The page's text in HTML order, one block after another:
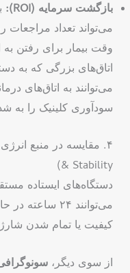
بازگشت سرمایه (ROI):
می‌تواند تعداد
وقت بیمار برای رفتن
اتاق‌های بزرگی که به
می‌توانند به اتاق‌های
سودآوری کلینیک را به
& Stability)
دستگاه‌های ایستاده
می‌توانند ۲۴
کیفیت یا تمام شدن
از سوی دیگر،